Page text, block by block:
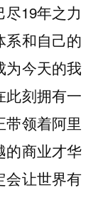
19年之力
系和自己的
为今天的我
此刻拥有一
带领着阿里
的商业才华
会让世界有